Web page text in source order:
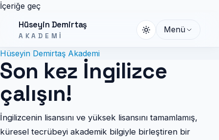
İçeriğe geç
Hüseyin Demirtaş
AKADEMI
Menü
Hüseyin Demirtaş Akademi
Son kez İngilizce
çalışın!
İngilizcenin lisansını ve yüksek lisansını tamamlamış,
küresel tecrübeyi akademik bilgiyle birleştiren bir